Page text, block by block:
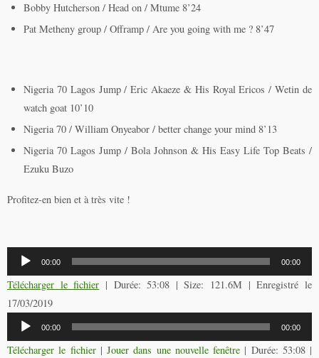
Bobby Hutcherson / Head on / Mtume 8’24
Pat Metheny group / Offramp / Are you going with me ? 8’47
Nigeria 70 Lagos Jump / Eric Akaeze & His Royal Ericos / Wetin de
watch goat 10’10
Nigeria 70 / William Onyeabor / better change your mind 8’13
Nigeria 70 Lagos Jump / Bola Johnson & His Easy Life Top Beats /
Ezuku Buzo
Profitez-en bien et à très vite !
Lecteur
audio
00:00 00:00
Télécharger le fichier | Durée: 53:08 | Size: 121.6M | Enregistré le
17/03/2019
Lecteur
audio
00:00 00:00
Télécharger le fichier| Jouer dans une nouvelle fenêtre | Durée: 53:08|